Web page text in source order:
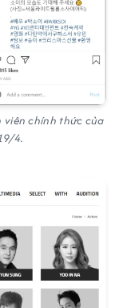
viên chính thức của
4.